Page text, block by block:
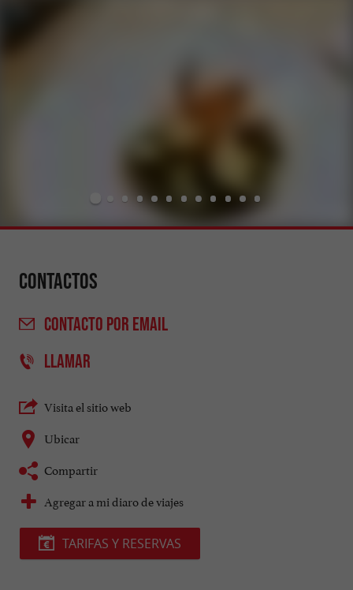
Contactos
CONTACTO POR EMAIL
LLAMAR
Visita el sitio web
Ubicar
Compartir
Agregar a mi diaro de viajes
TARIFAS Y RESERVAS